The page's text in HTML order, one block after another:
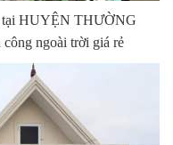
tại HUYỆN THƯỜNG
ngoài trời giá rẻ